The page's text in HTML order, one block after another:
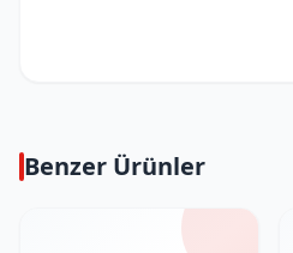
Benzer Ürünler